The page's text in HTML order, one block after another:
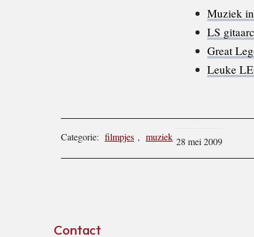
Muziek
LS
Great
Leuke
Categorie: filmpjes , muziek 28 mei 2009
Contact